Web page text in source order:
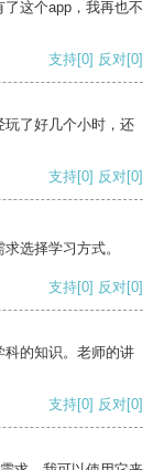
这个app，我再也不
支持[0] 反对[0]
玩了好几个小时，还
支持[0] 反对[0]
选择学习方式。
支持[0] 反对[0]
科的知识。老师的讲
支持[0] 反对[0]